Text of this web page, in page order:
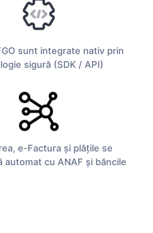
sunt integrate nativ prin
sigură (SDK / API)
e-Factura și plățile se
automat cu ANAF și băncile